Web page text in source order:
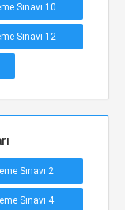
Sınavı 10
Sınavı 12
Sınavı 2
Sınavı 4